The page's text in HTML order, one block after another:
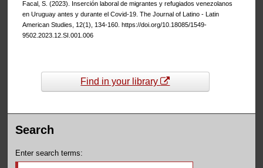
Facal, S. (2023). Inserción laboral de migrantes y refugiados venezolanos
en Uruguay antes y durante el Covid-19. The Journal of Latino - Latin
American Studies, 12(1), 134-160. https://doi.org/10.18085/1549-
9502.2023.12.SI.001.006
Find in your library
Search
Enter search terms: